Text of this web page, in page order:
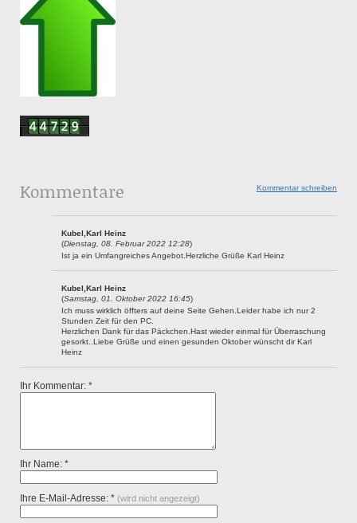
Kommentar schreiben
Kommentare
Kubel,Karl Heinz
(Dienstag, 08. Februar 2022 12:28)
Ist ja ein Umfangreiches Angebot.Herzliche Grüße Karl Heinz
Kubel,Karl Heinz
(Samstag, 01. Oktober 2022 16:45)
Ich muss wirklich öffters auf deine Seite Gehen.Leider habe ich nur 2
Stunden Zeit für den PC.
Herzlichen Dank für das Päckchen.Hast wieder einmal für Überraschung
gesorkt..Liebe Grüße und einen gesunden Oktober wünscht dir Karl
Heinz
Ihr Kommentar: *
Ihr Name: *
Ihre E-Mail-Adresse: * (wird nicht angezeigt)